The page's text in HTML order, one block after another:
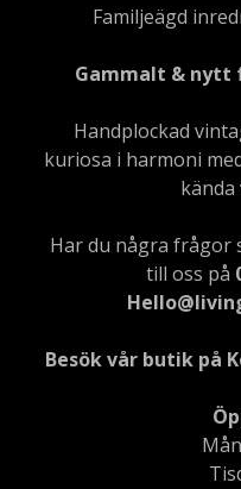
Familjeägd
Gammalt & nytt
Handplockad
kuriosa i harmoni
Har du några frågor
till oss på
Besök vår butik på